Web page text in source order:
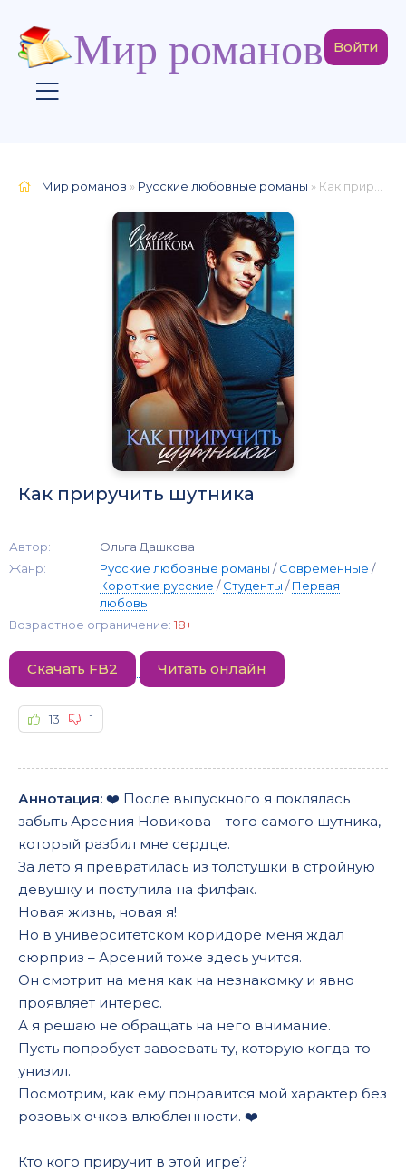
Мир романов Войти
Мир романов » Русские любовные романы » Как приручить шутника
Как приручить шутника
Автор:
Ольга Дашкова
Жанр:
Русские любовные романы /Современные /
Короткие русские /Студенты /Первая
любовь
Возрастное ограничение: 18+
Скачать FB2 Читать онлайн
13 1
Аннотация: ❤️ После выпускного я поклялась
забыть Арсения Новикова – того самого шутника,
который разбил мне сердце.
За лето я превратилась из толстушки в стройную
девушку и поступила на филфак.
Новая жизнь, новая я!
Но в университетском коридоре меня ждал
сюрприз – Арсений тоже здесь учится.
Он смотрит на меня как на незнакомку и явно
проявляет интерес.
А я решаю не обращать на него внимание.
Пусть попробует завоевать ту, которую когда-то
унизил.
Посмотрим, как ему понравится мой характер без
розовых очков влюбленности. ❤️
Кто кого приручит в этой игре?